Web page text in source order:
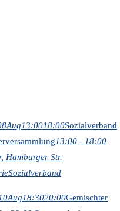
Aug13:0018:00Sozialverband
13:00 - 18:00
, Hamburger Str.
Sozialverband
10Aug18:3020:00Gemischter